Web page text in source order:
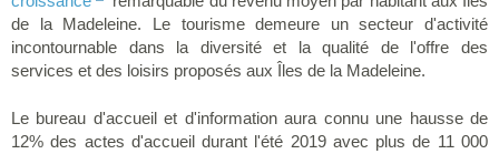
de la Madeleine. Le tourisme demeure un secteur d'activité
incontournable dans la diversité et la qualité de l'offre des
services et des loisirs proposés aux Îles de la Madeleine.
Le bureau d'accueil et d'information aura connu une hausse de
12% des actes d'accueil durant l'été 2019 avec plus de 11 000